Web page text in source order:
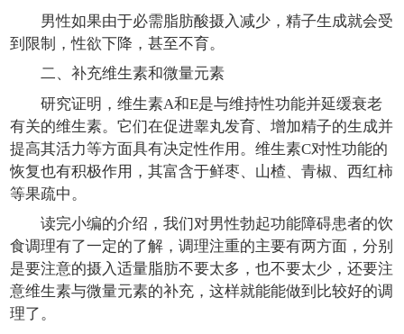
男性如果由于必需脂肪酸摄入减少，精子生成就会受
到限制，性欲下降，甚至不育。
二、补充维生素和微量元素
研究证明，维生素A和E是与维持性功能并延缓衰老
有关的维生素。它们在促进睾丸发育、增加精子的生成并
提高其活力等方面具有决定性作用。维生素C对性功能的
恢复也有积极作用，其富含于鲜枣、山楂、青椒、西红柿
等果疏中。
读完小编的介绍，我们对男性勃起功能障碍患者的饮
食调理有了一定的了解，调理注重的主要有两方面，分别
是要注意的摄入适量脂肪不要太多，也不要太少，还要注
意维生素与微量元素的补充，这样就能能做到比较好的调
理了。